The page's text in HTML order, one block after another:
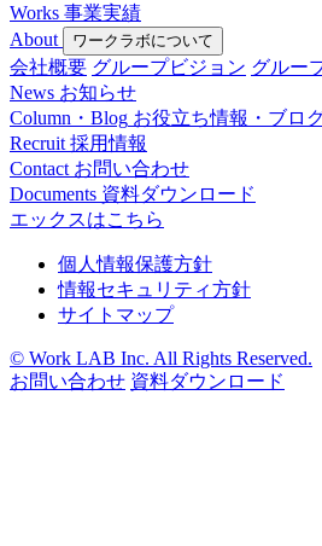
Works 事業実績
About
ワークラボについて
会社概要 グループビジョン グルー
News お知らせ
Column・Blog お役立ち情報・ブロ
Recruit 採用情報
Contact お問い合わせ
Documents 資料ダウンロード
エックスはこちら
個人情報保護方針
情報セキュリティ方針
サイトマップ
© Work LAB Inc. All Rights Reserved.
お問い合わせ 資料ダウンロード